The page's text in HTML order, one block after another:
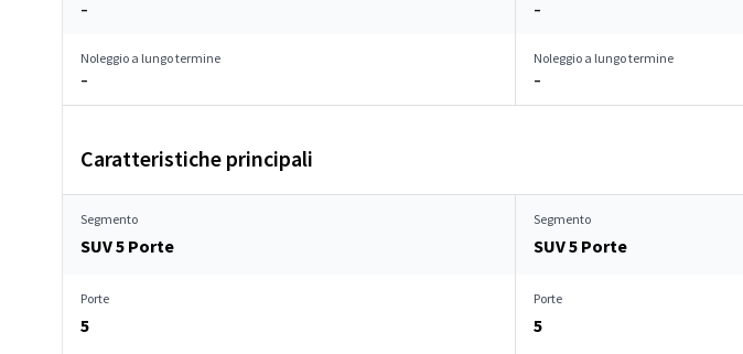
–
–
Noleggio a lungo termine
–
Noleggio a lungo termine
–
Caratteristiche principali
Segmento
SUV 5 Porte
Segmento
SUV 5 Porte
Porte
5
Porte
5